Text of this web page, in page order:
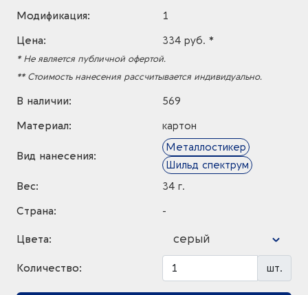
Модификация:
1
Цена:
334 руб. *
* Не является публичной офертой.
** Стоимость нанесения рассчитывается индивидуально.
В наличии:
569
Материал:
картон
Вид нанесения:
Металлостикер
Шильд спектрум
Вес:
34 г.
Страна:
-
Цвета: серый
Количество: шт.